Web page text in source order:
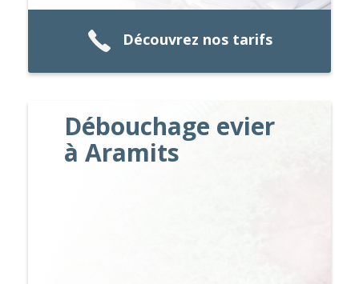
Découvrez nos tarifs
Débouchage evier
à Aramits